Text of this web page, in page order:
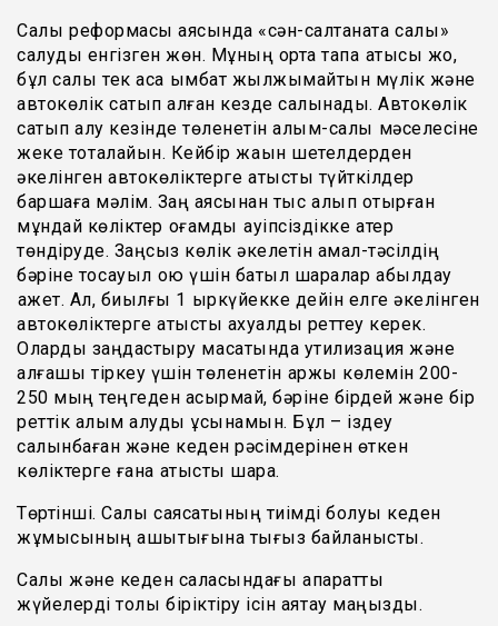
Салық реформасы аясында «сән-салтанатқа салық»
салуды енгізген жөн. Мұның орта тапқа қатысы жоқ,
бұл салық тек аса қымбат жылжымайтын мүлік және
автокөлік сатып алған кезде салынады. Автокөлік
сатып алу кезінде төленетін алым-салық мәселесіне
жеке тоқталайын. Кейбір жақын шетелдерден
әкелінген автокөліктерге қатысты түйткілдер
баршаға мәлім. Заң аясынан тыс қалып отырған
мұндай көліктер қоғамдық қауіпсіздікке қатер
төндіруде. Заңсыз көлік әкелетін амал-тәсілдің
бәріне тосқауыл қою үшін батыл шаралар қабылдау
қажет. Ал, биылғы 1 қыркүйекке дейін елге әкелінген
автокөліктерге қатысты ахуалды реттеу керек.
Оларды заңдастыру мақсатында утилизация және
алғашқы тіркеу үшін төленетін қаржы көлемін 200-
250 мың теңгеден асырмай, бәріне бірдей және бір
реттік алым алуды ұсынамын. Бұл – іздеу
салынбаған және кеден рәсімдерінен өткен
көліктерге ғана қатысты шара.
Төртінші. Салық саясатының тиімді болуы кеден
жұмысының ашықтығына тығыз байланысты.
Салық және кеден саласындағы ақпараттық
жүйелерді толық біріктіру ісін аяқтау маңызды.